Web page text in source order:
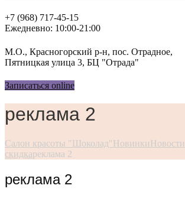
+7 (968) 717-45-15
Ежедневно: 10:00-21:00
М.О., Красногорский р-н, пос. Отрадное,
Пятницкая улица 3, БЦ "Отрада"
Записаться online
реклама 2
Салон красоты "Шоколад"НовинкиНовости
скидкареклама 2
реклама 2